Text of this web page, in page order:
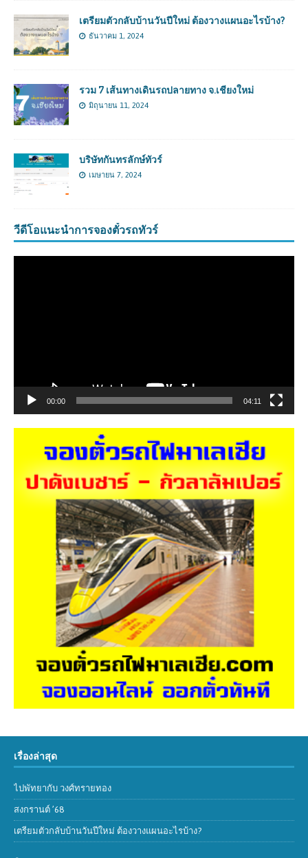
เตรียมตัวกลับบ้านวันปีใหม่ ต้องวางแผนอะไรบ้าง?
ธันวาคม 1, 2024
รวม 7 เส้นทางเดินรถปลายทาง จ.เชียงใหม่
มิถุนายน 11, 2024
บริษัทกันทรลักษ์ทัวร์
เมษายน 7, 2024
วีดีโอแนะนำการจองตั๋วรถทัวร์
00:00 04:11
เรื่องล่าสุด
ไปพัทยากับ วงศ์ทรายทอง
สงกรานต์ ’68
เตรียมตัวกลับบ้านวันปีใหม่ ต้องวางแผนอะไรบ้าง?